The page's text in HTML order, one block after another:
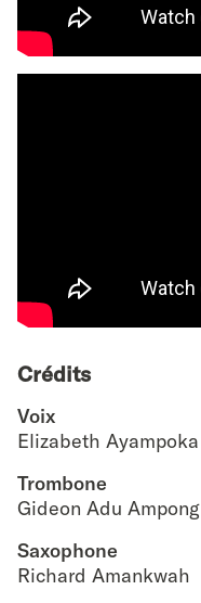
Crédits
Voix
Elizabeth
Trombone
Gideon Adu Ampong
Saxophone
Richard Amankwah